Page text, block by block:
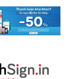
bạn có thể sạc
là khoảng